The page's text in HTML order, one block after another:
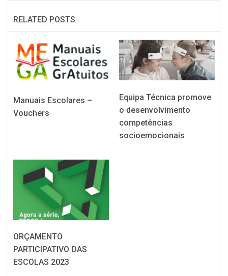
RELATED POSTS
Manuais Escolares –
Vouchers
Equipa Técnica promove
o desenvolvimento
competências
socioemocionais
ORÇAMENTO
PARTICIPATIVO DAS
ESCOLAS 2023